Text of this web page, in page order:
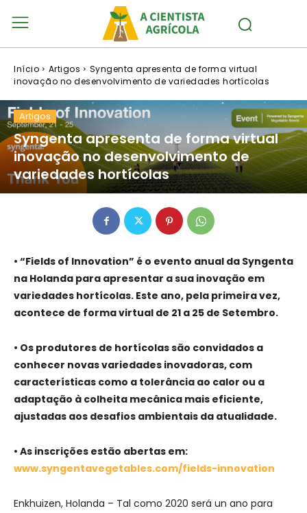
Início Artigos
Syngenta apresenta de forma virtual
inovação no desenvolvimento de variedades hortícolas
Artigos
Syngenta apresenta de forma virtual
inovação no desenvolvimento de
variedades hortícolas
• “Fields of Innovation” é o evento anual da Syngenta
na Holanda para apresentar a sua inovação em
variedades hortícolas. Este ano, pela primeira vez,
acontece de forma virtual de 21 a 25 de Setembro.
• Os produtores de hortícolas são convidados a
conhecer novas variedades inovadoras, com
características como a tolerância ao calor ou a
adaptação à colheita mecânica mais eficiente,
ajustadas aos desafios ambientais da atualidade.
• As inscrições estão abertas em:
www.syngentavegetables.com/fields-innovation
Enkhuizen, Holanda – Tal como 2020 será un ano para